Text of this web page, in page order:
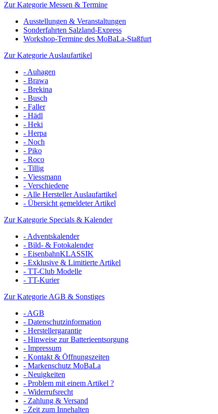
Zur Kategorie Messen & Termine
Ausstellungen & Veranstaltungen
Sonderfahrten Salzland-Express
Workshop-Termine des MoBaLa-Staßfurt
Zur Kategorie Auslaufartikel
- Auhagen
- Brawa
- Brekina
- Busch
- Faller
- Hädl
- Heki
- Herpa
- Noch
- Piko
- Roco
- Tillig
- Viessmann
- Verschiedene
- Alle Hersteller Auslaufartikel
- Übersicht gemeldeter Artikel
Zur Kategorie Specials & Kalender
- Adventskalender
- Bild- & Fotokalender
- EisenbahnKLASSIK
- Exklusive & Limitierte Artikel
- TT-Club Modelle
- TT-Kurier
Zur Kategorie AGB & Sonstiges
- AGB
- Datenschutzinformation
- Herstellergarantie
- Hinweise zur Batterieentsorgung
- Impressum
- Kontakt & Öffnungszeiten
- Markenschutz MoBaLa
- Neuigkeiten
- Problem mit einem Artikel ?
- Widerrufsrecht
- Zahlung & Versand
- Zeit zum Innehalten